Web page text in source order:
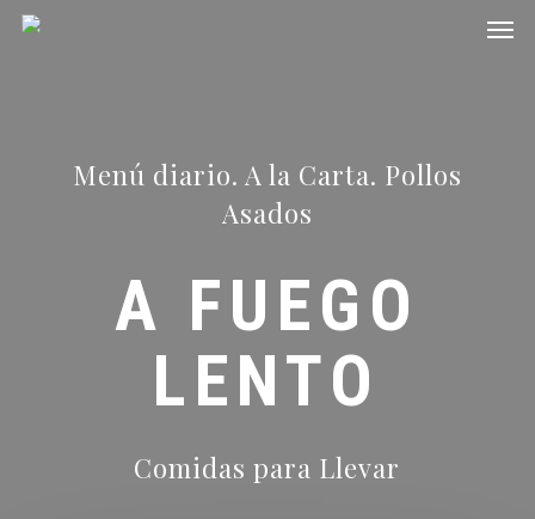
Skip
Menú diario. A la Carta. Pollos
Asados
A FUEGO
LENTO
Comidas para Llevar